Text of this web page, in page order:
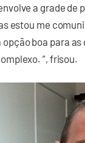
a grade
estou me
boa para
”, frisou.